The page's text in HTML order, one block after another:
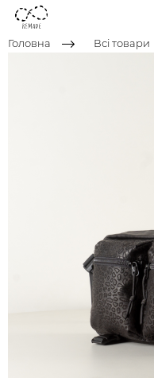
Головна Всі товари